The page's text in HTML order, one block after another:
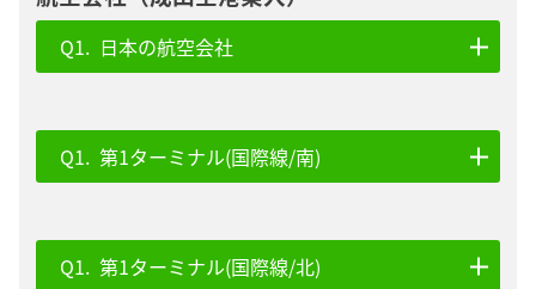
日本の航空会社
第1ターミナル(国際線/南)
第1ターミナル(国際線/北)